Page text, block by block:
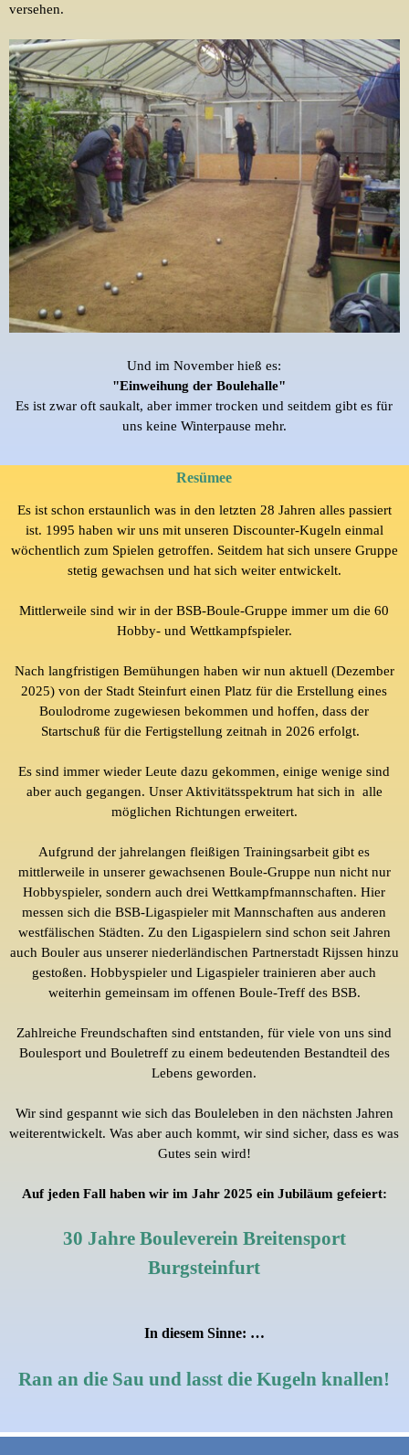
versehen.
Und im November hieß es:
"Einweihung der Boulehalle"
Es ist zwar oft saukalt, aber immer trocken und seitdem gibt es für
uns keine Winterpause mehr.
Resümee
Es ist schon erstaunlich was in den letzten 28 Jahren alles passiert
ist. 1995 haben wir uns mit unseren Discounter-Kugeln einmal
wöchentlich zum Spielen getroffen. Seitdem hat sich unsere Gruppe
stetig gewachsen und hat sich weiter entwickelt.
Mittlerweile sind wir in der BSB-Boule-Gruppe immer um die 60
Hobby- und Wettkampfspieler.
Nach langfristigen Bemühungen haben wir nun aktuell (Dezember
2025) von der Stadt Steinfurt einen Platz für die Erstellung eines
Boulodrome zugewiesen bekommen und hoffen, dass der
Startschuß für die Fertigstellung zeitnah in 2026 erfolgt.
Es sind immer wieder Leute dazu gekommen, einige wenige sind
aber auch gegangen. Unser Aktivitätsspektrum hat sich in alle
möglichen Richtungen erweitert.
Aufgrund der jahrelangen fleißigen Trainingsarbeit gibt es
mittlerweile in unserer gewachsenen Boule-Gruppe nun nicht nur
Hobbyspieler, sondern auch drei Wettkampfmannschaften. Hier
messen sich die BSB-Ligaspieler mit Mannschaften aus anderen
westfälischen Städten. Zu den Ligaspielern sind schon seit Jahren
auch Bouler aus unserer niederländischen Partnerstadt Rijssen hinzu
gestoßen. Hobbyspieler und Ligaspieler trainieren aber auch
weiterhin gemeinsam im offenen Boule-Treff des BSB.
Zahlreiche Freundschaften sind entstanden, für viele von uns sind
Boulesportund Bouletreffzu einem bedeutenden Bestandteil des
Lebens geworden.
Wir sind gespannt wie sich das Bouleleben in den nächsten Jahren
weiterentwickelt. Was aber auch kommt, wir sind sicher, dass es was
Gutes sein wird!
Auf jeden Fall haben wir im Jahr 2025 ein Jubiläum gefeiert:
30 Jahre Bouleverein Breitensport
Burgsteinfurt
In diesem Sinne: …
Ran an die Sau und lasst die Kugeln knallen!